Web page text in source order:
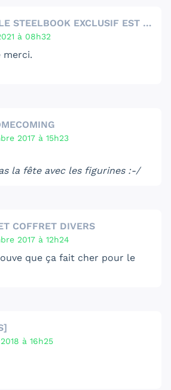
NBA 2K21 AVEC LE STEELBOOK EXCLUSIF EST EN PROMO
à 08h32
merci.
2017 à 15h23
la fête avec les figurines :-/
en lui meme est intact
dans le colis fnac avec de
du papier bulle. C'est à
lui meme que ce n'etait pas
trop serré dans le
trop fragile ça casse :/
COFFRET DIVERS
2017 à 12h24
que ça fait cher pour le
à 16h25